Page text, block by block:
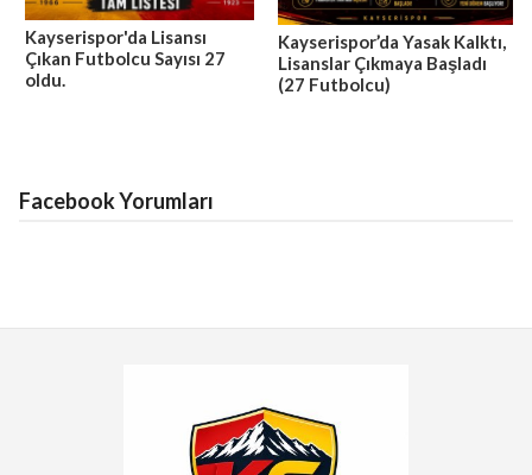
Kayserispor'da Lisansı
Çıkan Futbolcu Sayısı 27
oldu.
Kayserispor’da Yasak Kalktı,
Lisanslar Çıkmaya Başladı
(27 Futbolcu)
Facebook Yorumları